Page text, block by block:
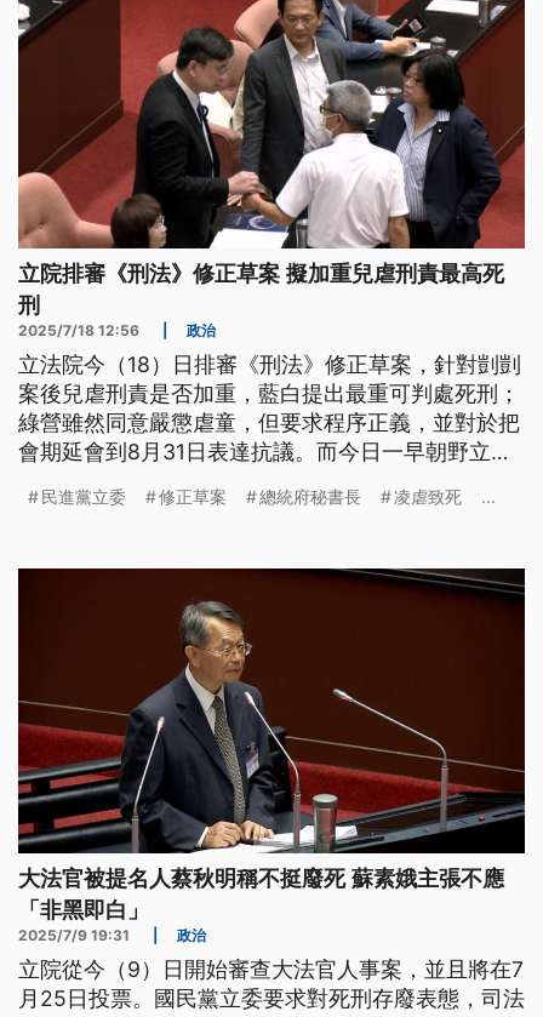
立院排審《刑法》修正草案 擬加重兒虐刑責最高死
刑
2025/7/18 12:56 政治
立法院今（18）日排審《刑法》修正草案，針對剴剴
案後兒虐刑責是否加重，藍白提出最重可判處死刑；
綠營雖然同意嚴懲虐童，但要求程序正義，並對於把
會期延會到8月31日表達抗議。而今日一早朝野立委
放問題吵成一團。
民進黨立委 修正草案 總統府秘書長 凌虐致死 ...
大法官被提名人蔡秋明稱不挺廢死 蘇素娥主張不應
「非黑即白」
2025/7/9 19:31 政治
立院從今（9）日開始審查大法官人事案，並且將在7
月25日投票。國民黨立委要求對死刑存廢表態，司法